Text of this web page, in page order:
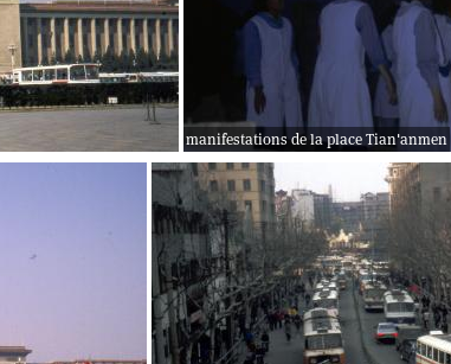
manifestations de la place Tian'anmen